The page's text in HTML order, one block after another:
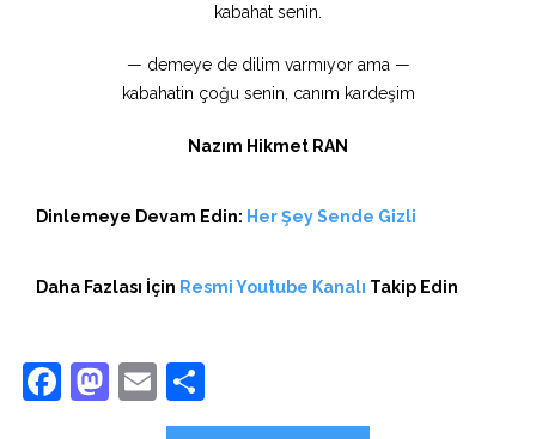
kabahat senin.
— demeye de dilim varmıyor ama —
kabahatin çoğu senin, canım kardeşim
Nazım Hikmet RAN
Dinlemeye Devam Edin: Her Şey Sende Gizli
Daha Fazlası İçin Resmi Youtube Kanalı Takip Edin
Facebook
Mastodon
Email